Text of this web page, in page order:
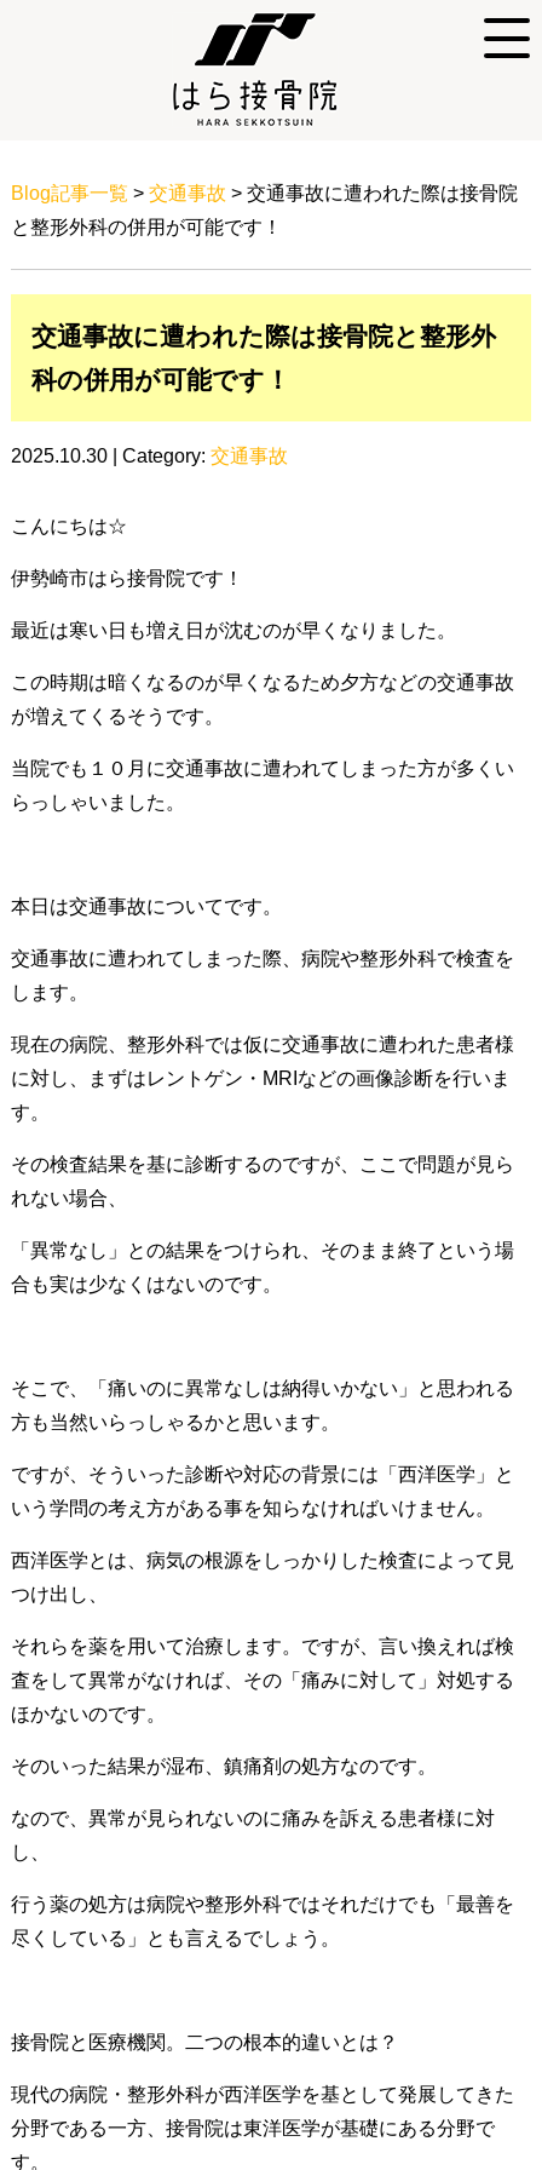
Blog記事一覧 > 交通事故 > 交通事故に遭われた際は接骨院
と整形外科の併用が可能です！
交通事故に遭われた際は接骨院と整形外
科の併用が可能です！
2025.10.30 | Category: 交通事故
こんにちは☆
伊勢崎市はら接骨院です！
最近は寒い日も増え日が沈むのが早くなりました。
この時期は暗くなるのが早くなるため夕方などの交通事故
が増えてくるそうです。
当院でも１０月に交通事故に遭われてしまった方が多くい
らっしゃいました。
本日は交通事故についてです。
交通事故に遭われてしまった際、病院や整形外科で検査を
します。
現在の病院、整形外科では仮に交通事故に遭われた患者様
に対し、まずはレントゲン・MRIなどの画像診断を行いま
す。
その検査結果を基に診断するのですが、ここで問題が見ら
れない場合、
「異常なし」との結果をつけられ、そのまま終了という場
合も実は少なくはないのです。
そこで、「痛いのに異常なしは納得いかない」と思われる
方も当然いらっしゃるかと思います。
ですが、そういった診断や対応の背景には「西洋医学」と
いう学問の考え方がある事を知らなければいけません。
西洋医学とは、病気の根源をしっかりした検査によって見
つけ出し、
それらを薬を用いて治療します。ですが、言い換えれば検
査をして異常がなければ、その「痛みに対して」対処する
ほかないのです。
そのいった結果が湿布、鎮痛剤の処方なのです。
なので、異常が見られないのに痛みを訴える患者様に対
し、
行う薬の処方は病院や整形外科ではそれだけでも「最善を
尽くしている」とも言えるでしょう。
接骨院と医療機関。二つの根本的違いとは？
現代の病院・整形外科が西洋医学を基として発展してきた
分野である一方、接骨院は東洋医学が基礎にある分野で
す。